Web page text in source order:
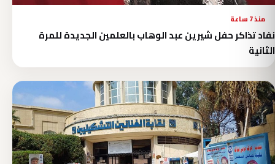
منذ 7 ساعة
نفاد تذاكر حفل شيرين عبد الوهاب بالعلمين الجديدة للمرة
الثانية